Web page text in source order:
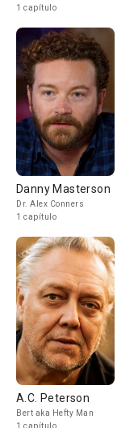
1 capítulo
Danny Masterson
Dr. Alex Conners
1 capítulo
A.C. Peterson
Bert aka Hefty Man
1 capítulo